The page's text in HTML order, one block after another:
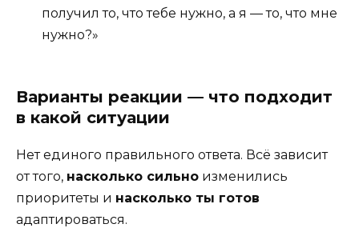
получил то, что тебе нужно, а я — то, что мне
нужно?»
Варианты реакции — что подходит
в какой ситуации
Нет единого правильного ответа. Всё зависит
от того, насколько сильно изменились
приоритеты и насколько ты готов
адаптироваться.